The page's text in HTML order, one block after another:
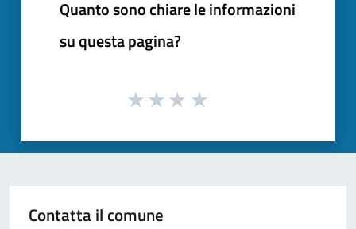
Quanto sono chiare le informazioni
su questa pagina?
Contatta il comune